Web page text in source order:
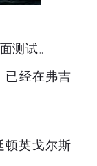
测试。
已经在弗吉
顿英戈尔斯